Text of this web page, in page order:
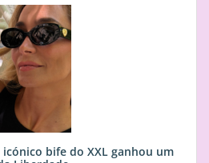
bife do XXL ganhou um